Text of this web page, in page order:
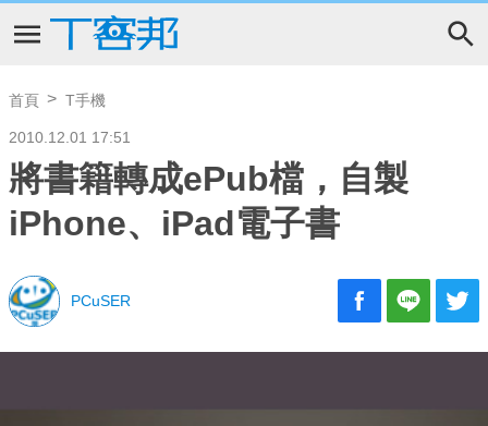
首頁 T手機
2010.12.01 17:51
將書籍轉成ePub檔，自製
iPhone、iPad電子書
PCuSER